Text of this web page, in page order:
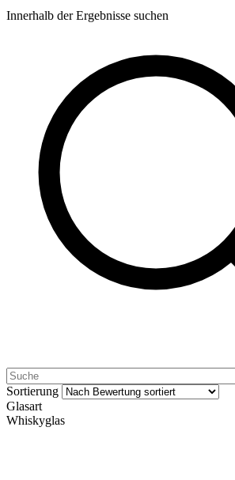
Innerhalb der Ergebnisse suchen
Sortierung
Glasart
Whiskyglas